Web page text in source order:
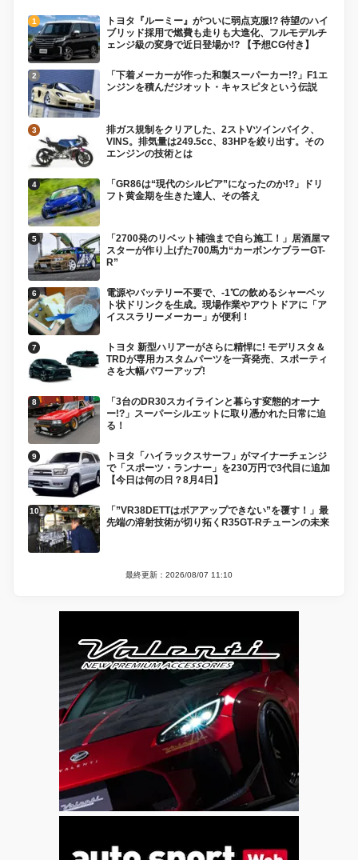
トヨタ『ルーミー』がついに弱点克服!? 待望のハイ
ブリッド採用で燃費も走りも大進化、フルモデルチ
ェンジ級の変身で近日登場か!? 【予想CG付き】
「下着メーカーが作った和製スーパーカー!?」F1エ
ンジンを積んだジオット・キャスピタという伝説
排ガス規制をクリアした、2ストVツインバイク、
VINS。排気量は249.5cc、83HPを絞り出す。その
エンジンの技術とは
「GR86は“現代のシルビア”になったのか!?」ドリ
フト黄金期を生きた達人、その答え
「2700発のリベット補強まで自ら施工！」居酒屋マ
スターが作り上げた700馬力“カーボンケブラーGT-
R”
電源やバッテリー不要で、-1℃の飲めるシャーベッ
ト状ドリンクを生成。現場作業やアウトドアに「ア
イススラリーメーカー」が便利！
トヨタ 新型ハリアーがさらに精悍に! モデリスタ＆
TRDが専用カスタムパーツを一斉発売、スポーティ
さを大幅パワーアップ!
「3台のDR30スカイラインと暮らす変態的オーナ
ー!?」スーパーシルエットに取り憑かれた日常に迫
る！
トヨタ「ハイラックスサーフ」がマイナーチェンジ
で「スポーツ・ランナー」を230万円で3代目に追加
【今日は何の日？8月4日】
「”VR38DETTはボアアップできない”を覆す！」最
先端の溶射技術が切り拓くR35GT-Rチューンの未来
最終更新：2026/08/07 11:10